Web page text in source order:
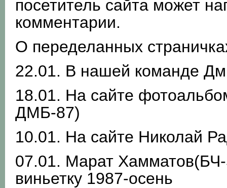
посетитель сайта может
комментарии.
О переделанных
22.01. В нашей команде
18.01. На сайте
ДМБ-87)
10.01. На сайте Николай
07.01. Марат
виньетку 1987-осень